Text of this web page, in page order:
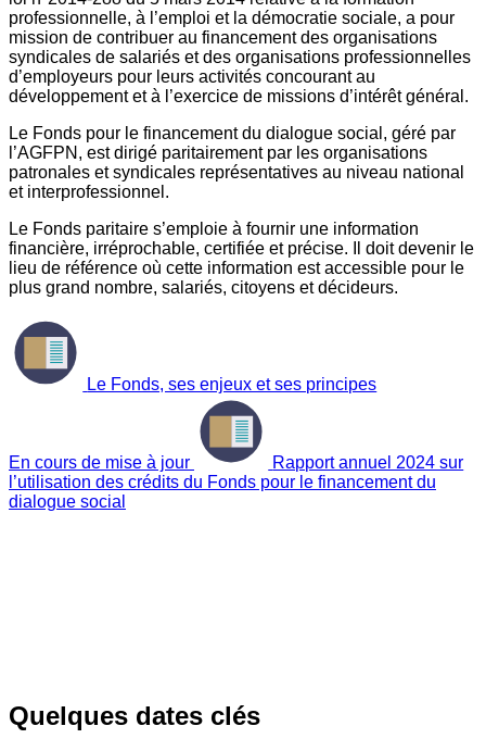
professionnelle, à l’emploi et la démocratie sociale, a pour
mission de contribuer au financement des organisations
syndicales de salariés et des organisations professionnelles
d’employeurs pour leurs activités concourant au
développement et à l’exercice de missions d’intérêt général.
Le Fonds pour le financement du dialogue social, géré par
l’AGFPN, est dirigé paritairement par les organisations
patronales et syndicales représentatives au niveau national
et interprofessionnel.
Le Fonds paritaire s’emploie à fournir une information
financière, irréprochable, certifiée et précise. Il doit devenir le
lieu de référence où cette information est accessible pour le
plus grand nombre, salariés, citoyens et décideurs.
Le Fonds, ses enjeux et ses principes
En cours de mise à jour
Rapport annuel 2024 sur
l’utilisation des crédits du Fonds pour le financement du
dialogue social
Quelques dates clés